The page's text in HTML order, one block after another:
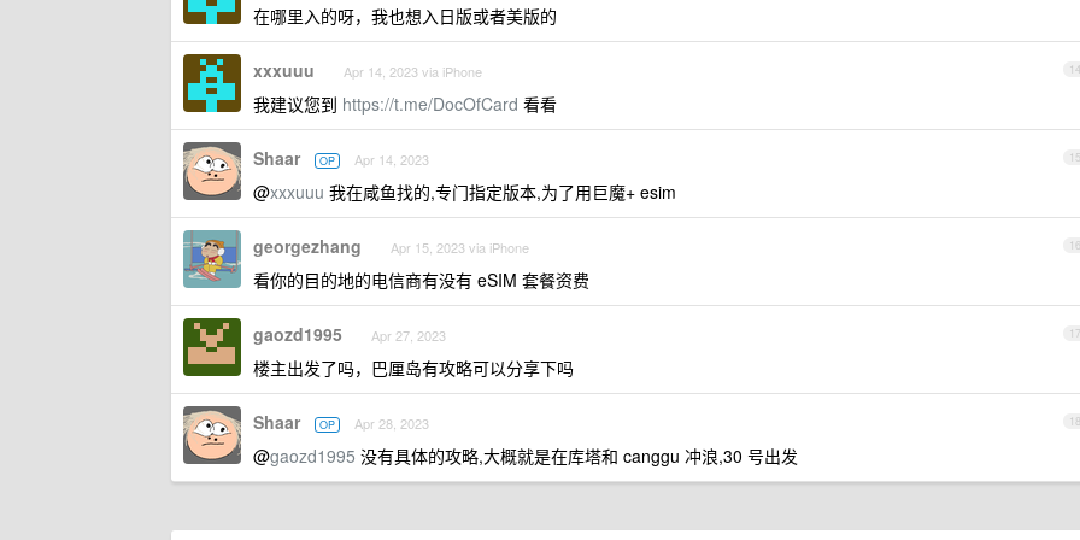
在哪里入的呀，我也想入日版或者美版的
14
xxxuuu Apr 14, 2023 via iPhone
我建议您到 https://t.me/DocOfCard 看看
15
Shaar OP Apr 14, 2023
@xxxuuu 我在咸鱼找的,专门指定版本,为了用巨魔+ esim
16
georgezhang Apr 15, 2023 via iPhone
看你的目的地的电信商有没有 eSIM 套餐资费
17
gaozd1995 Apr 27, 2023
楼主出发了吗，巴厘岛有攻略可以分享下吗
18
Shaar OP Apr 28, 2023
@gaozd1995 没有具体的攻略,大概就是在库塔和 canggu 冲浪,30 号出发